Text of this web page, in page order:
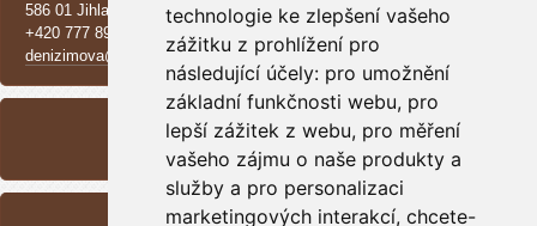
technologie ke zlepšení vašeho
zážitku z prohlížení pro
následující účely: pro umožnění
základní funkčnosti webu, pro
lepší zážitek z webu, pro měření
vašeho zájmu o naše produkty a
služby a pro personalizaci
marketingových interakcí, chcete-
586 01 Jihlava
+420 777 890 137
denizimova@seznam.cz
ARCHIV
<< září / 2025 >>
RSS